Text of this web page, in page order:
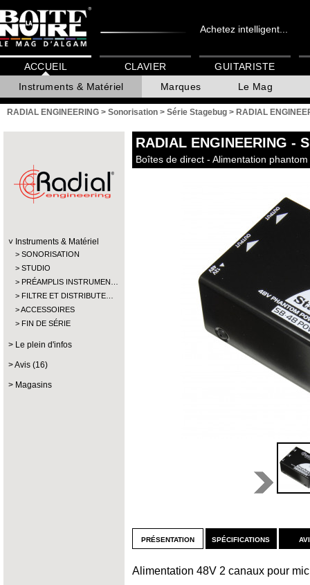
Achetez intelligent...
ACCUEIL
Instruments & Matériel
Marques Le Mag
CLAVIER GUITARISTE
RADIAL ENGINEERING > Sonorisation > Série Stagebug > RADIAL
Instruments & Matériel
SONORISATION
STUDIO
PRÉAMPLIS INSTRUMEN…
FILTRE ET DISTRIBUTE…
ACCESSOIRES
FIN DE SÉRIE
Le plein d'infos
Avis (16)
Magasins
RADIAL ENGINEERING -
Boîtes de direct - Alimentation phantom
présentation
Alimentation 48V 2 canaux pour
spécifications